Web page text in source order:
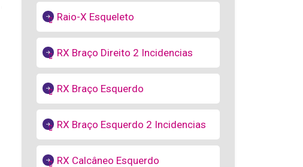
Raio-X Esqueleto
RX Braço Direito 2 Incidencias
RX Braço Esquerdo
RX Braço Esquerdo 2 Incidencias
RX Calcâneo Esquerdo